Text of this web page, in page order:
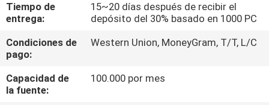
CALIDAD
CONTACTA
CON
NOSOTROS
Tiempo de
entrega:
15~20 días después de recibir el
depósito del 30% basado en 1000 PC
Condiciones de
pago:
Western Union, MoneyGram, T/T, L/C
Capacidad de
la fuente:
100.000 por mes